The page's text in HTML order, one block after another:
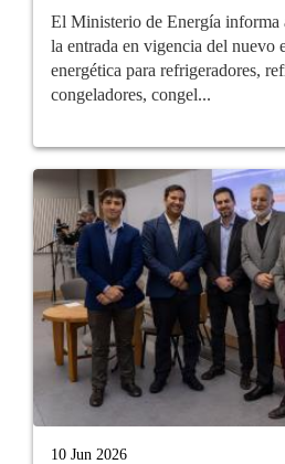
El Ministerio de Energía informa
la entrada en vigencia del nuevo
energética para refrigeradores,
congeladores, congel...
10 Jun 2026